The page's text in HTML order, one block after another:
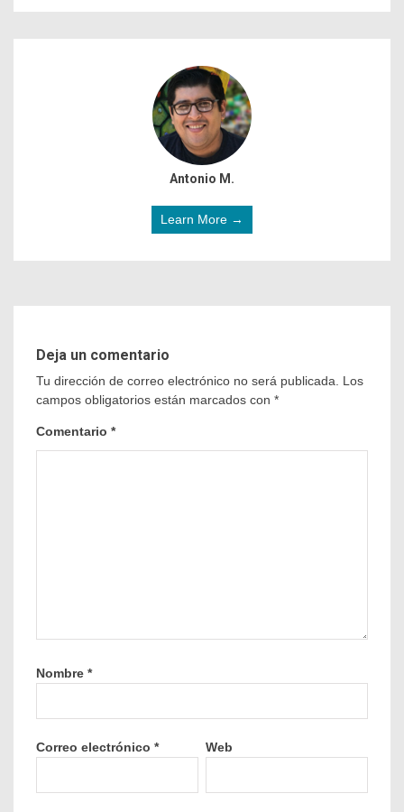
Antonio M.
Learn More →
Deja un comentario
Tu dirección de correo electrónico no será publicada. Los
campos obligatorios están marcados con *
Comentario *
Nombre *
Correo electrónico * Web